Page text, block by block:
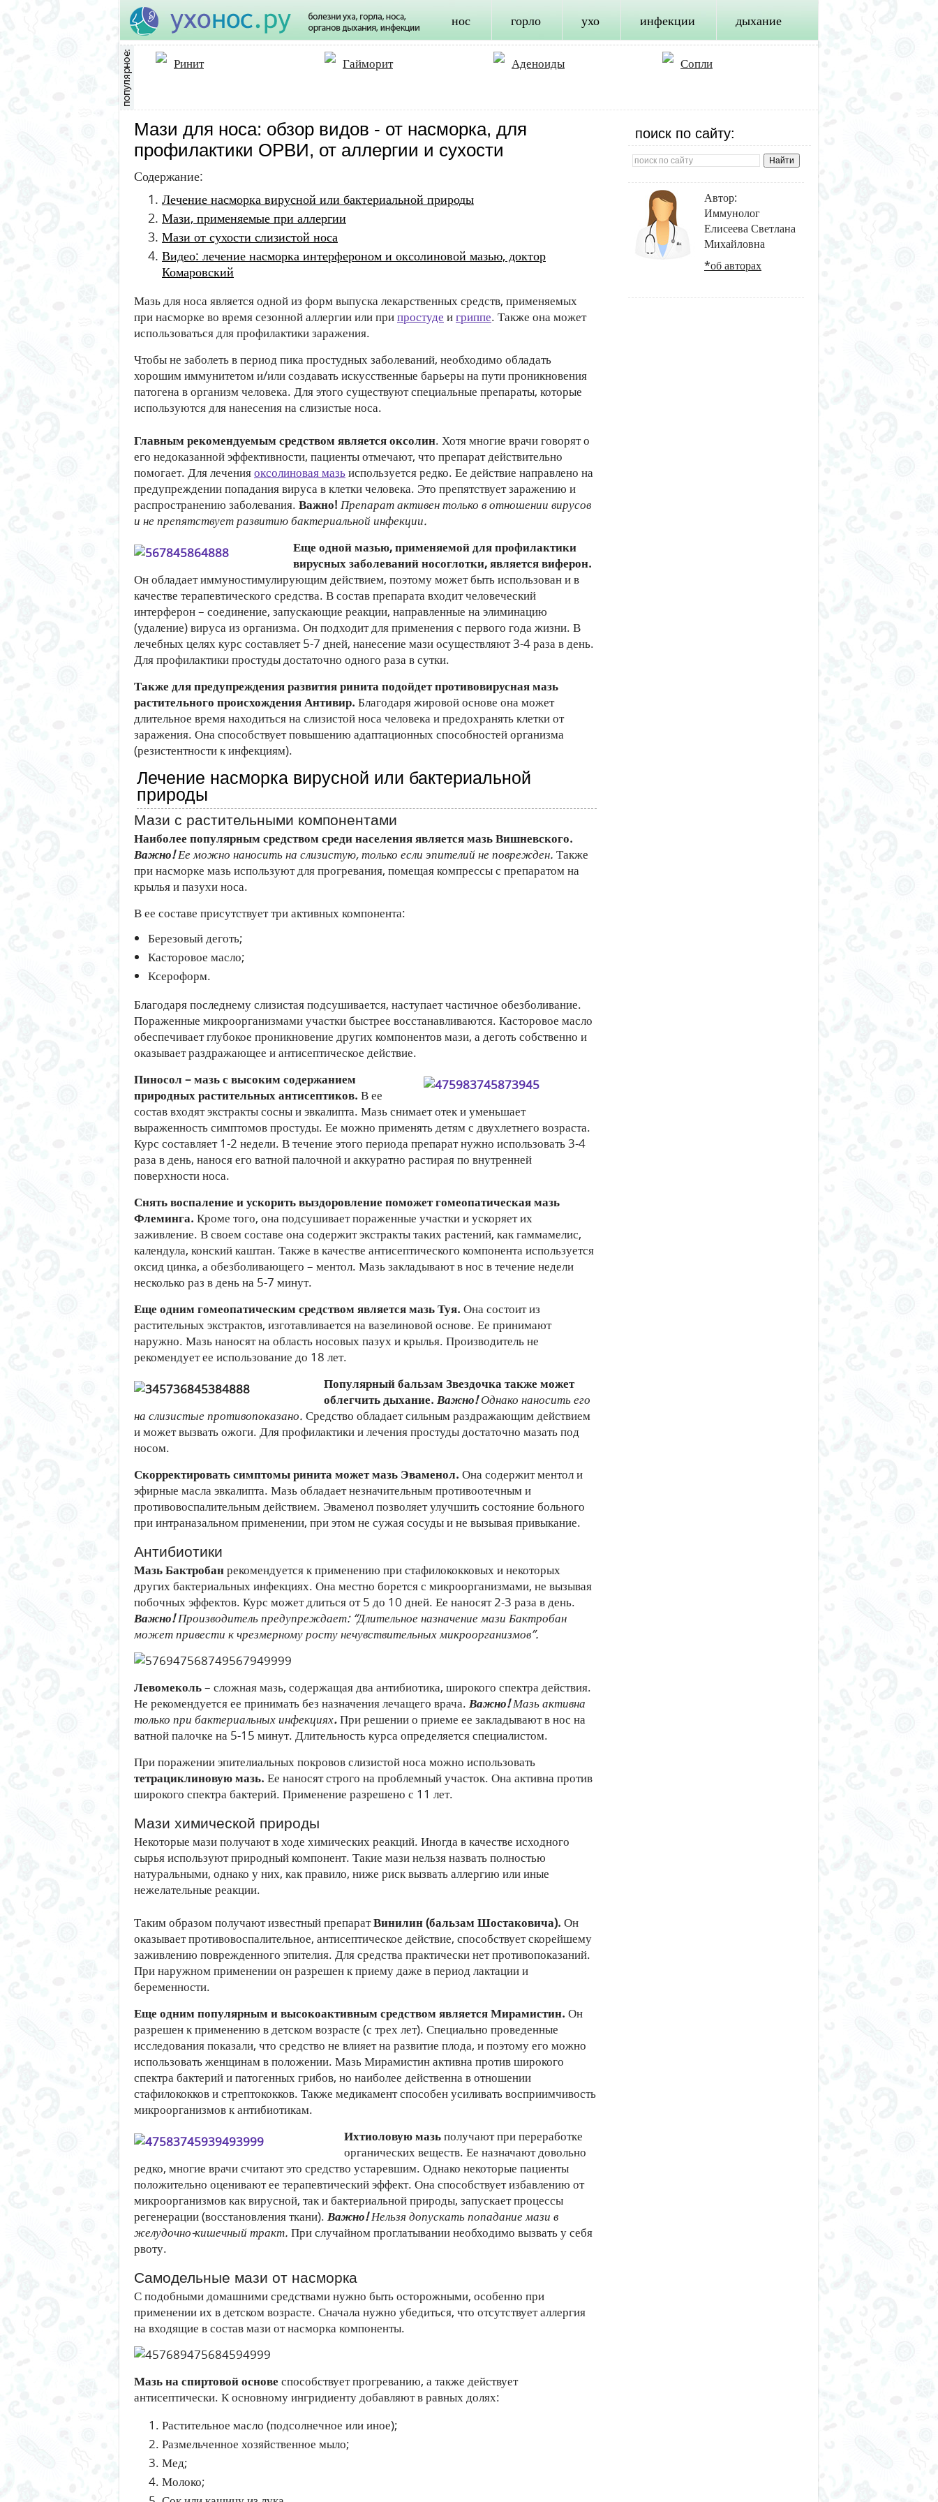
нос горло ухо инфекции дыхание
Ринит Гайморит Аденоиды Сопли
поиск по сайту:
Автор:
Иммунолог
Елисеева Светлана
Михайловна
*об авторах
Мази для носа: обзор видов - от насморка, для
профилактики ОРВИ, от аллергии и сухости
Содержание:
Лечение насморка вирусной или бактериальной природы
Мази, применяемые при аллергии
Мази от сухости слизистой носа
Видео: лечение насморка интерфероном и оксолиновой мазью, доктор
Комаровский
Мазь для носа является одной из форм выпуска лекарственных средств, применяемых
при насморке во время сезонной аллергии или припростуде игриппе. Также она может
использоваться для профилактики заражения.
Чтобы не заболеть в период пика простудных заболеваний, необходимо обладать
хорошим иммунитетом и/или создавать искусственные барьеры на пути проникновения
патогена в организм человека. Для этого существуют специальные препараты, которые
используются для нанесения на слизистые носа.
Главным рекомендуемым средством является оксолин. Хотя многие врачи говорят о
его недоказанной эффективности, пациенты отмечают, что препарат действительно
помогает. Для леченияоксолиновая мазьиспользуется редко. Ее действие направлено на
предупреждении попадания вируса в клетки человека. Это препятствует заражению и
распространению заболевания. Важно! Препарат активен только в отношении вирусов
и не препятствует развитию бактериальной инфекции.
Еще одной мазью, применяемой для профилактики
вирусных заболеваний носоглотки, является виферон.
Он обладает иммуностимулирующим действием, поэтому может быть использован и в
качестве терапевтического средства. В состав препарата входит человеческий
интерферон – соединение, запускающие реакции, направленные на элиминацию
(удаление) вируса из организма. Он подходит для применения с первого года жизни. В
лечебных целях курс составляет 5-7 дней, нанесение мази осуществляют 3-4 раза в день.
Для профилактики простуды достаточно одного раза в сутки.
Также для предупреждения развития ринита подойдет противовирусная мазь
растительного происхождения Антивир. Благодаря жировой основе она может
длительное время находиться на слизистой носа человека и предохранять клетки от
заражения. Она способствует повышению адаптационных способностей организма
(резистентности к инфекциям).
Лечение насморка вирусной или бактериальной
природы
Мази с растительными компонентами
Наиболее популярным средством среди населения является мазь Вишневского.
Важно!Ее можно наносить на слизистую, только если эпителий не поврежден. Также
при насморке мазь используют для прогревания, помещая компрессы с препаратом на
крылья и пазухи носа.
В ее составе присутствует три активных компонента:
Березовый деготь;
Касторовое масло;
Ксероформ.
Благодаря последнему слизистая подсушивается, наступает частичное обезболивание.
Пораженные микроорганизмами участки быстрее восстанавливаются. Касторовое масло
обеспечивает глубокое проникновение других компонентов мази, а деготь собственно и
оказывает раздражающее и антисептическое действие.
Пиносол – мазь с высоким содержанием
природных растительных антисептиков. В ее
состав входят экстракты сосны и эвкалипта. Мазь снимает отек и уменьшает
выраженность симптомов простуды. Ее можно применять детям с двухлетнего возраста.
Курс составляет 1-2 недели. В течение этого периода препарат нужно использовать 3-4
раза в день, нанося его ватной палочной и аккуратно растирая по внутренней
поверхности носа.
Снять воспаление и ускорить выздоровление поможет гомеопатическая мазь
Флеминга. Кроме того, она подсушивает пораженные участки и ускоряет их
заживление. В своем составе она содержит экстракты таких растений, как гаммамелис,
календула, конский каштан. Также в качестве антисептического компонента используется
оксид цинка, а обезболивающего – ментол. Мазь закладывают в нос в течение недели
несколько раз в день на 5-7 минут.
Еще одним гомеопатическим средством является мазь Туя. Она состоит из
растительных экстрактов, изготавливается на вазелиновой основе. Ее принимают
наружно. Мазь наносят на область носовых пазух и крылья. Производитель не
рекомендует ее использование до 18 лет.
Популярный бальзам Звездочка также может
облегчить дыхание. Важно!Однако наносить его
на слизистые противопоказано. Средство обладает сильным раздражающим действием
и может вызвать ожоги. Для профилактики и лечения простуды достаточно мазать под
носом.
Скорректировать симптомы ринита может мазь Эваменол. Она содержит ментол и
эфирные масла эвкалипта. Мазь обладает незначительным противоотечным и
противовоспалительным действием. Эваменол позволяет улучшить состояние больного
при интраназальном применении, при этом не сужая сосуды и не вызывая привыкание.
Антибиотики
Мазь Бактробанрекомендуется к применению при стафилококковых и некоторых
других бактериальных инфекциях. Она местно борется с микроорганизмами, не вызывая
побочных эффектов. Курс может длиться от 5 до 10 дней. Ее наносят 2-3 раза в день.
Важно!Производитель предупреждает: “Длительное назначение мази Бактробан
может привести к чрезмерному росту нечувствительных микроорганизмов”.
Левомеколь– сложная мазь, содержащая два антибиотика, широкого спектра действия.
Не рекомендуется ее принимать без назначения лечащего врача. Важно!Мазь активна
только при бактериальных инфекциях.При решении о приеме ее закладывают в нос на
ватной палочке на 5-15 минут. Длительность курса определяется специалистом.
При поражении эпителиальных покровов слизистой носа можно использовать
тетрациклиновую мазь. Ее наносят строго на проблемный участок. Она активна против
широкого спектра бактерий. Применение разрешено с 11 лет.
Мази химической природы
Некоторые мази получают в ходе химических реакций. Иногда в качестве исходного
сырья используют природный компонент. Такие мази нельзя назвать полностью
натуральными, однако у них, как правило, ниже риск вызвать аллергию или иные
нежелательные реакции.
Таким образом получают известный препаратВинилин (бальзам Шостаковича). Он
оказывает противовоспалительное, антисептическое действие, способствует скорейшему
заживлению поврежденного эпителия. Для средства практически нет противопоказаний.
При наружном применении он разрешен к приему даже в период лактации и
беременности.
Еще одним популярным и высокоактивным средством является Мирамистин. Он
разрешен к применению в детском возрасте (с трех лет). Специально проведенные
исследования показали, что средство не влияет на развитие плода, и поэтому его можно
использовать женщинам в положении. Мазь Мирамистин активна против широкого
спектра бактерий и патогенных грибов, но наиболее действенна в отношении
стафилококков и стрептококков. Также медикамент способен усиливать восприимчивость
микроорганизмов к антибиотикам.
Ихтиоловую мазьполучают при переработке
органических веществ. Ее назначают довольно
редко, многие врачи считают это средство устаревшим. Однако некоторые пациенты
положительно оценивают ее терапевтический эффект. Она способствует избавлению от
микроорганизмов как вирусной, так и бактериальной природы, запускает процессы
регенерации (восстановления ткани). Важно!Нельзя допускать попадание мази в
желудочно-кишечный тракт. При случайном проглатывании необходимо вызвать у себя
рвоту.
Самодельные мази от насморка
С подобными домашними средствами нужно быть осторожными, особенно при
применении их в детском возрасте. Сначала нужно убедиться, что отсутствует аллергия
на входящие в состав мази от насморка компоненты.
Мазь на спиртовой основе способствует прогреванию, а также действует
антисептически. К основному ингридиенту добавляют в равных долях:
Растительное масло (подсолнечное или иное);
Размельченное хозяйственное мыло;
Мед;
Молоко;